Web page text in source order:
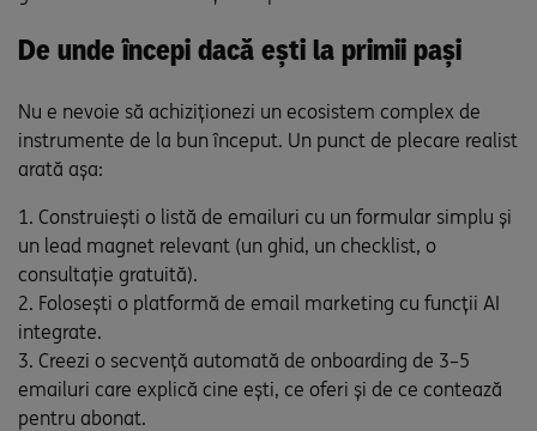
De unde începi dacă ești la primii pași
Nu e nevoie să achiziționezi un ecosistem complex de
instrumente de la bun început. Un punct de plecare realist
arată așa:
Construiești o listă de emailuri cu un formular simplu și
un lead magnet relevant (un ghid, un checklist, o
consultație gratuită).
Folosești o platformă de email marketing cu funcții AI
integrate.
Creezi o secvență automată de onboarding de 3–5
emailuri care explică cine ești, ce oferi și de ce contează
pentru abonat.